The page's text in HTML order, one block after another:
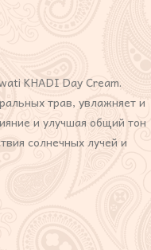
KHADI Day Cream.
трав, увлажняет и
и улучшая общий тон
солнечных лучей и